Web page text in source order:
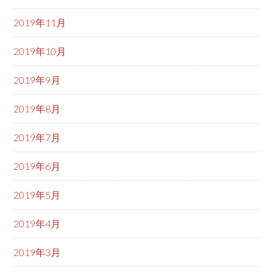
2019年11月
2019年10月
2019年9月
2019年8月
2019年7月
2019年6月
2019年5月
2019年4月
2019年3月